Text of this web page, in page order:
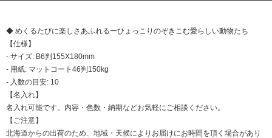
◆ めくるたびに楽しさあふれるーひょっこりのぞきこむ愛らしい動物たち
【仕様】
- サイズ: B6判155X180mm
- 用紙: マットコート46判150kg
- 入数の目安: 10
【名入れ】
名入れ可能です。内容・色数・納期などお気軽にご相談ください。
【ご注意】
北海道からの出荷のため、地域・天候によりお届けにお時間を頂く場合があり